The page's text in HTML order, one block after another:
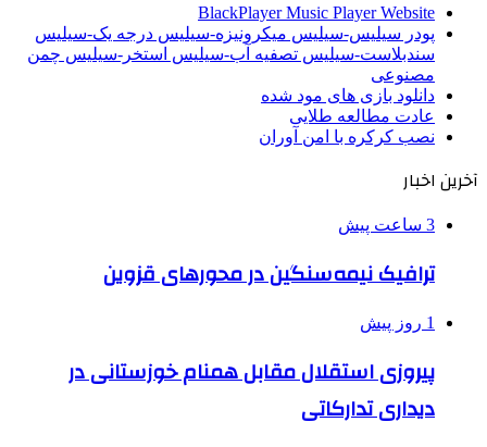
BlackPlayer Music Player Website
پودر سیلیس-سیلیس میکرونیزه-سیلیس درجه یک-سیلیس
سندبلاست-سیلیس تصفیه آب-سیلیس استخر-سیلیس چمن
مصنوعی
دانلود بازی های مود شده
عادت مطالعه طلایی
نصب کرکره با امن آوران
آخرین اخبار
3 ساعت پیش
ترافیک نیمه‌سنگین در محورهای قزوین
1 روز پیش
پیروزی استقلال مقابل همنام خوزستانی در
دیداری تدارکاتی